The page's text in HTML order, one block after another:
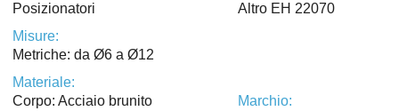
Posizionatori
Altro EH 22070
Misure:
Metriche: da Ø6 a Ø12
Materiale:
Corpo: Acciaio brunito
Marchio: